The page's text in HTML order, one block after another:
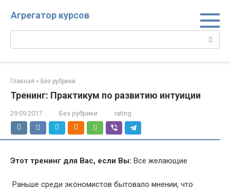
Агрегатор курсов
Главная » Без рубрики
Тренинг: Практикум по развитию интуиции
29.09.2017 Без рубрики rating
Этот тренинг для Вас, если Вы: Все желающие
Раньше среди экономистов бытовало мнении, что